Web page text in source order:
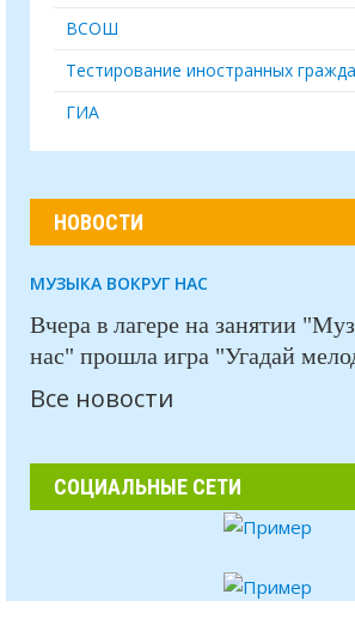
ВСОШ
Тестирование иностранных
ГИА
НОВОСТИ
МУЗЫКА ВОКРУГ НАС
Вчера в лагере на занятии
нас" прошла игра "Угадай
Все новости
СОЦИАЛЬНЫЕ СЕТИ